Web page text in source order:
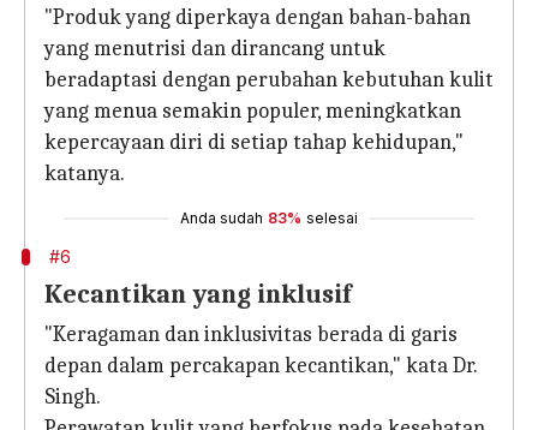
"Produk yang diperkaya dengan bahan-bahan
yang menutrisi dan dirancang untuk
beradaptasi dengan perubahan kebutuhan kulit
yang menua semakin populer, meningkatkan
kepercayaan diri di setiap tahap kehidupan,"
katanya.
Anda sudah 83% selesai
#6
Kecantikan yang inklusif
"Keragaman dan inklusivitas berada di garis
depan dalam percakapan kecantikan," kata Dr.
Singh.